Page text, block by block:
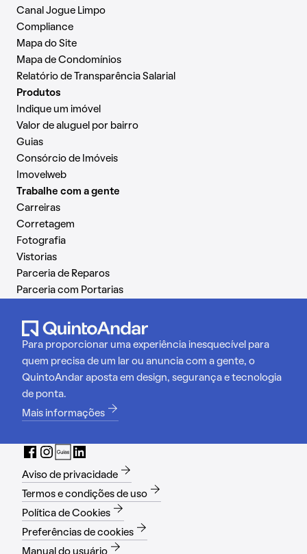
Canal Jogue Limpo
Compliance
Mapa do Site
Mapa de Condomínios
Relatório de Transparência Salarial
Produtos
Indique um imóvel
Valor de aluguel por bairro
Guias
Consórcio de Imóveis
Imovelweb
Trabalhe com a gente
Carreiras
Corretagem
Fotografia
Vistorias
Parceria de Reparos
Parceria com Portarias
Para proporcionar uma experiência inesquecível para
quem precisa de um lar ou anuncia com a gente, o
QuintoAndar aposta em design, segurança e tecnologia
de ponta.
Mais informações
Aviso de privacidade
Termos e condições de uso
Política de Cookies
Preferências de cookies
Manual do usuário